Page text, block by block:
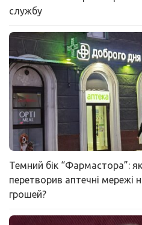
службу
Темний бік “Фармастора”:
перетворив аптечні мережі
грошей?